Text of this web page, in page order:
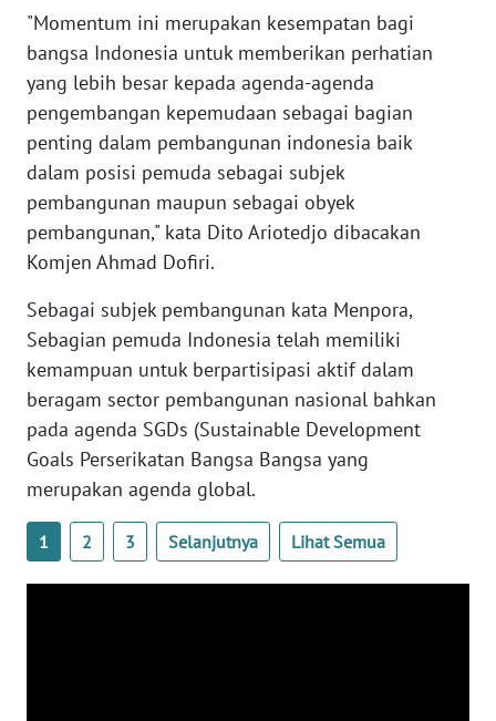
"Momentum ini merupakan kesempatan bagi
bangsa Indonesia untuk memberikan perhatian
yang lebih besar kepada agenda-agenda
pengembangan kepemudaan sebagai bagian
penting dalam pembangunan indonesia baik
dalam posisi pemuda sebagai subjek
pembangunan maupun sebagai obyek
pembangunan," kata Dito Ariotedjo dibacakan
Komjen Ahmad Dofiri.
Sebagai subjek pembangunan kata Menpora,
Sebagian pemuda Indonesia telah memiliki
kemampuan untuk berpartisipasi aktif dalam
beragam sector pembangunan nasional bahkan
pada agenda SGDs (Sustainable Development
Goals Perserikatan Bangsa Bangsa yang
merupakan agenda global.
1 2 3 Selanjutnya Lihat Semua
WN
NTB
WN
SULTENG
WN
SULBAR
WN
BABEL
WN
SUMBAR
WN
SUMSEL
WN
BENGKULU